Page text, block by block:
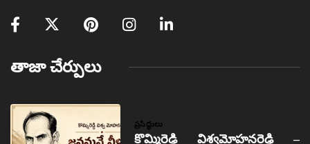
తాజా చేర్పులు
ప్రసిద్ధులు
కొమ్మిరెడ్డి విశ్వమోహనరెడ్డి –